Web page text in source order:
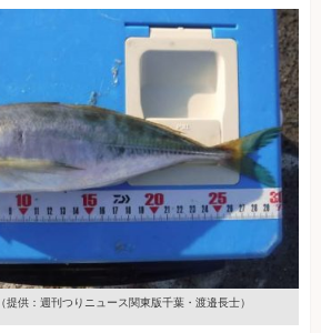
（提供：週刊つりニュース関東版千葉・渡邉長士）